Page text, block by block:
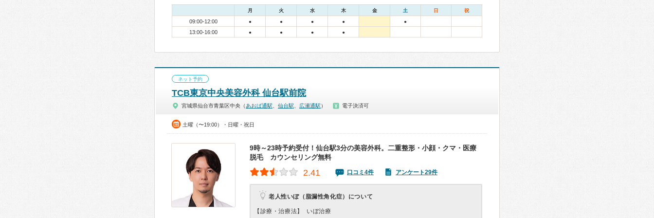
月 火 水 木 金 土 日 祝
09:00-12:00 ● ● ● ● ●
13:00-16:00 ● ● ● ●
ネット予約
TCB東京中央美容外科 仙台駅前院
宮城県仙台市青葉区中央（ あおば通駅 仙台駅 広瀬通駅 ） 電子決済可
土曜（〜19:00）・日曜・祝日
9時～23時予約受付！仙台駅3分の美容外科。二重整形・小顔・クマ・医療
脱毛 カウンセリング無料
2.41 口コミ4件 アンケート29件
老人性いぼ（脂漏性角化症）について
【診療・治療法】 いぼ治療